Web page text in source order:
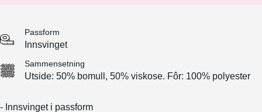
Passform
Innsvinget
Sammensetning
Utside: 50% bomull, 50% viskose. Fôr: 100% polyester
- Innsvinget i passform